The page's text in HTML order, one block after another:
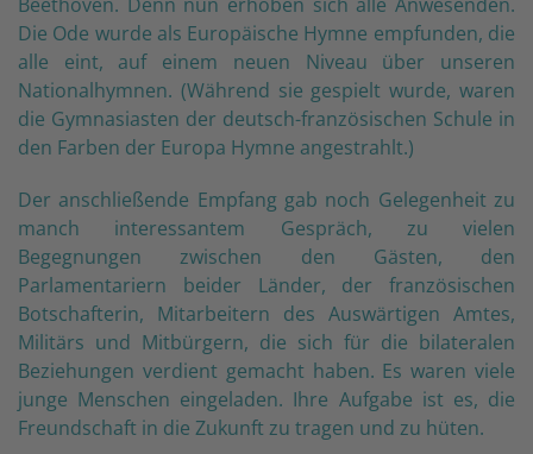
Die Ode wurde als Europäische Hymne empfunden, die
alle eint, auf einem neuen Niveau über unseren
Nationalhymnen. (Während sie gespielt wurde, waren
die Gymnasiasten der deutsch-französischen Schule in
den Farben der Europa Hymne angestrahlt.)
Der anschließende Empfang gab noch Gelegenheit zu
manch interessantem Gespräch, zu vielen
Begegnungen zwischen den Gästen, den
Parlamentariern beider Länder, der französischen
Botschafterin, Mitarbeitern des Auswärtigen Amtes,
Militärs und Mitbürgern, die sich für die bilateralen
Beziehungen verdient gemacht haben. Es waren viele
junge Menschen eingeladen. Ihre Aufgabe ist es, die
Freundschaft in die Zukunft zu tragen und zu hüten.